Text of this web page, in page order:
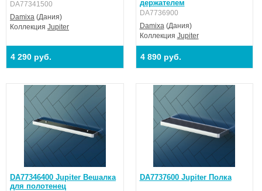
DA77341500
Damixa (Дания)
Коллекция Jupiter
4 290 руб.
держателем
DA7736900
Damixa(Дания)
Коллекция Jupiter
4 890 руб.
DA77346400 Jupiter Вешалка
для полотенец
DA7737600 Jupiter Полка